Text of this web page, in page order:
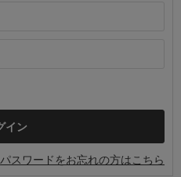
パスワードをお忘れの方はこちら